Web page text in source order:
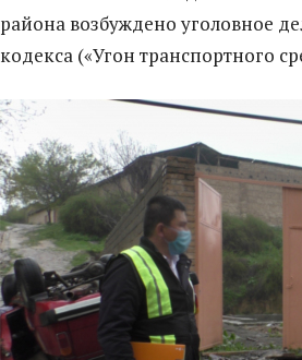
района возбуждено уголовное
кодекса («Угон транспортного